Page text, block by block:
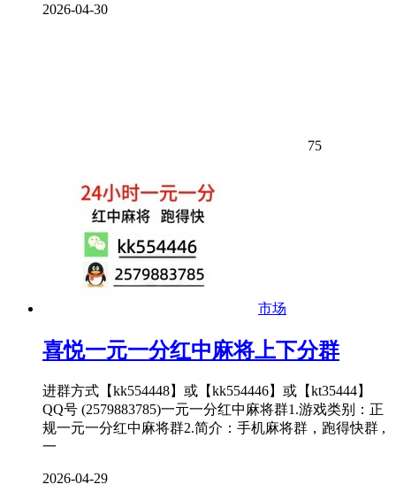
2026-04-30
75
市场
喜悦一元一分红中麻将上下分群
进群方式【kk554448】或【kk554446】或【kt35444】
QQ号 (2579883785)一元一分红中麻将群1.游戏类别：正
规一元一分红中麻将群2.简介：手机麻将群，跑得快群 ,
一
2026-04-29